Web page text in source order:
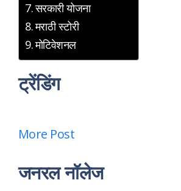
सरकारी योजना
मराठी स्टोरी
मोटिवेशनल
ट्रेंडिंग
More Post
जनरल नॉलेज